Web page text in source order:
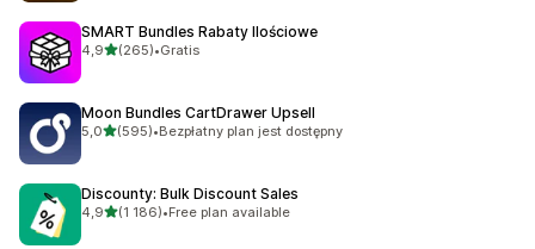
SMART Bundles Rabaty Ilościowe
4,9na 5 gwiazdek
(265)
Łączna liczba recenzji: 265
•Gratis
Moon Bundles CartDrawer Upsell
5,0na 5 gwiazdek
(595)
Łączna liczba recenzji: 595
•Bezpłatny plan jest dostępny
Discounty: Bulk Discount Sales
4,9na 5 gwiazdek
(1 186)
Łączna liczba recenzji: 1186
•Free plan available